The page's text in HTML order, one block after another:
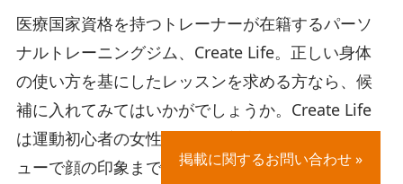
医療国家資格を持つトレーナーが在籍するパーソ
ナルトレーニングジム、Create Life。正しい身体
の使い方を基にしたレッスンを求める方なら、候
補に入れてみてはいかがでしょうか。Create Life
は運動初心者の女性が多く、美容鍼を含めたメニ
ューで顔の印象までケア。掲載に関するお問い合わせ »